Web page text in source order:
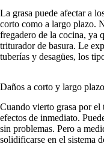
La grasa puede afectar a
corto como a largo plazo.
fregadero de la cocina, ya
triturador de basura. Le
tuberías y desagües, los
Daños a corto y largo plazo
Cuando vierto grasa por el
efectos de inmediato.
sin problemas. Pero a
solidificarse en el sistema